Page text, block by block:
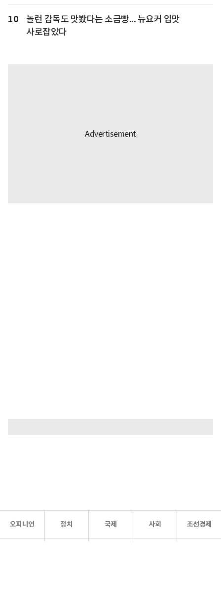
10
놀런 감독도 맛봤다는 소금빵... 뉴요커 입맛
사로잡았다
오피니언 정치 국제 사회 조선경제